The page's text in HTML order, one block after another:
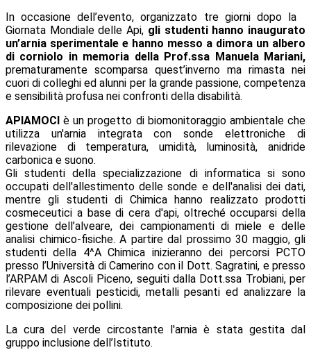
In occasione dell’evento, organizzato tre giorni dopo la
Giornata Mondiale delle Api, gli studenti hanno inaugurato
un’arnia sperimentale e hanno messo a dimora un albero
di corniolo in memoria della Prof.ssa Manuela Mariani,
prematuramente scomparsa quest’inverno ma rimasta nei
cuori di colleghi ed alunni per la grande passione, competenza
e sensibilità profusa nei confronti della disabilità.
APIAMOCI è un progetto di biomonitoraggio ambientale che
utilizza un'arnia integrata con sonde elettroniche di
rilevazione di temperatura, umidità, luminosità, anidride
carbonica e suono.
Gli studenti della specializzazione di informatica si sono
occupati dell'allestimento delle sonde e dell'analisi dei dati,
mentre gli studenti di Chimica hanno realizzato prodotti
cosmeceutici a base di cera d'api, oltreché occuparsi della
gestione dell’alveare, dei campionamenti di miele e delle
analisi chimico-fisiche. A partire dal prossimo 30 maggio, gli
studenti della 4^A Chimica inizieranno dei percorsi PCTO
presso l’Università di Camerino con il Dott. Sagratini, e presso
l’ARPAM di Ascoli Piceno, seguiti dalla Dott.ssa Trobiani, per
rilevare eventuali pesticidi, metalli pesanti ed analizzare la
composizione dei pollini.
La cura del verde circostante l'arnia è stata gestita dal
gruppo inclusione dell’Istituto.